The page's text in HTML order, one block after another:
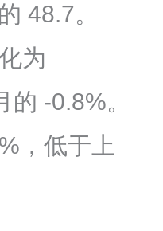
48.7。
为
-0.8%。
，低于上